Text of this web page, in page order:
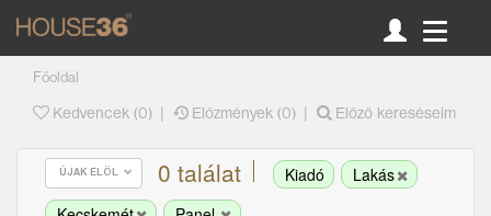
Főoldal
Kedvencek (0) | Előzmények (0) | Előző kereséseim
ÚJAK ELÖL 0 találat Kiadó
Lakás